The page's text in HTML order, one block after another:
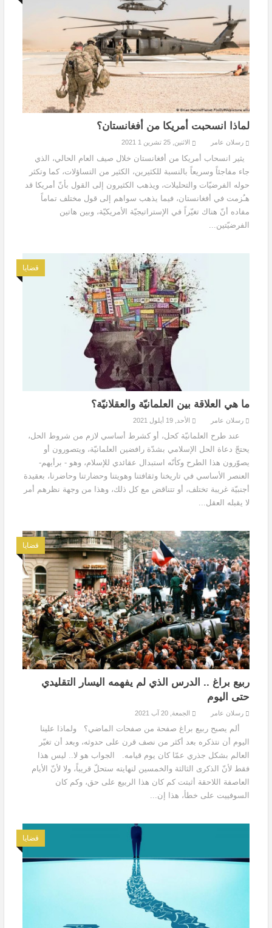
لماذا انسحبت أمريكا من أفغانستان؟
رسلان عامر الاثنين, 25 تشرين 1 2021
يثير انسحاب أمريكا من أفغانستان خلال صيف العام الحالي، الذي
جاء مفاجئاً وسريعاً بالنسبة للكثيرين، الكثير من التساؤلات، كما وتكثر
حوله الفرضيّات والتحليلات، ويذهب الكثيرون إلى القول بأنّ أمريكا قد
هـُزمت في أفغانستان، فيما يذهب سواهم إلى قول مختلف تماماً
مفاده أنّ هناك تغيّراً في الإستراتيجيّة الأمريكيّة، وبين هاتين
الفرضيّتين...
قضايا
ما هي العلاقة بين العلمانيّة والعقلانيّة؟
رسلان عامر الأحد, 19 أيلول 2021
عند طرح العلمانيّة كحل، أو كشرط أساسي لازم من شروط الحل،
يحتجّ دعاة الحل الإسلامي بشدّة رافضين العلمانيّة، ويتصورون أو
يصوّرون هذا الطرح وكأنّه استبدال عقائدي للإسلام، وهو - برأيهم-
العنصر الأساسي في تاريخنا وثقافتنا وهويتنا وحضارتنا وحاضرنا، بعقيدة
أجنبيّة غريبة تختلف، أو تتناقض مع كل ذلك، وهذا من وجهة نظرهم أمر
لا يقبله العقل...
قضايا
ربيع براغ .. الدرس الذي لم يفهمه اليسار التقليدي
حتى اليوم
رسلان عامر الجمعة, 20 آب 2021
ألم يصبح ربيع براغ صفحة من صفحات الماضي؟ ولماذا علينا
اليوم أن نتذكره بعد أكثر من نصف قرن على حدوثه، وبعد أن تغيّر
العالم بشكل جذري عمّا كان يوم قيامه. الجواب هو لا.. ليس هذا
فقط لأنّ الذكرى الثالثة والخمسين لنهايته ستحلّ قريباً، ولا لأنّ الأيام
العاصفة اللاحقة أثبتت كم كان هذا الربيع على حق، وكم كان
السوفييت على خطأ، هذا إن...
قضايا